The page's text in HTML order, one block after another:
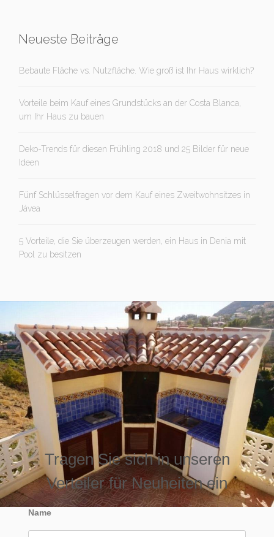
Neueste Beiträge
Bebaute Fläche vs. Nutzfläche. Wie groß ist Ihr Haus wirklich?
Vorteile beim Kauf eines Grundstücks an der Costa Blanca,
um Ihr Haus zu bauen
Deko-Trends für diesen Frühling 2018 und 25 Bilder für neue
Ideen
Fünf Schlüsselfragen vor dem Kauf eines Zweitwohnsitzes in
Jávea
5 Vorteile, die Sie überzeugen werden, ein Haus in Denia mit
Pool zu besitzen
Tragen Sie sich in unseren
Verteiler für Neuheiten ein
Name